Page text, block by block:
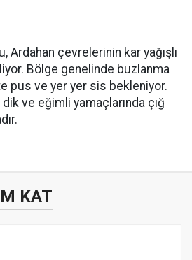
Ardahan çevrelerinin kar yağışlı
Bölge genelinde buzlanma
pus ve yer yer sis bekleniyor.
ve eğimli yamaçlarında çığ
KAT